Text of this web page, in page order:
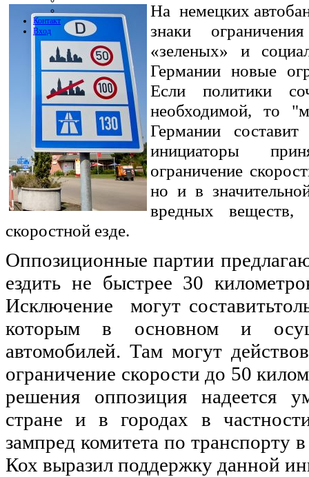
Контакт
Вход
На немецких
знаки
«зеленых» и
Германии новые
Если политики
необходимой, то
Германии
инициаторы
ограничение
но и в
вредных
скоростной езде.
Оппозиционные партии
ездить не быстрее 30
Исключение могут
которым в основном и
автомобилей. Там могут
ограничение скорости до 50
решения оппозиция надеется
стране и в городах в
зампред комитета по транспорту
Кох выразил поддержку данной